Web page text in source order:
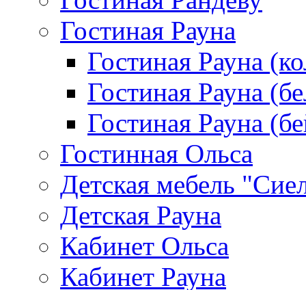
Гостиная Рауна
Гостиная Рауна
Гостиная Рауна
Гостиная Рауна
Гостинная Ольса
Детская мебель
Детская Рауна
Кабинет Ольса
Кабинет Рауна